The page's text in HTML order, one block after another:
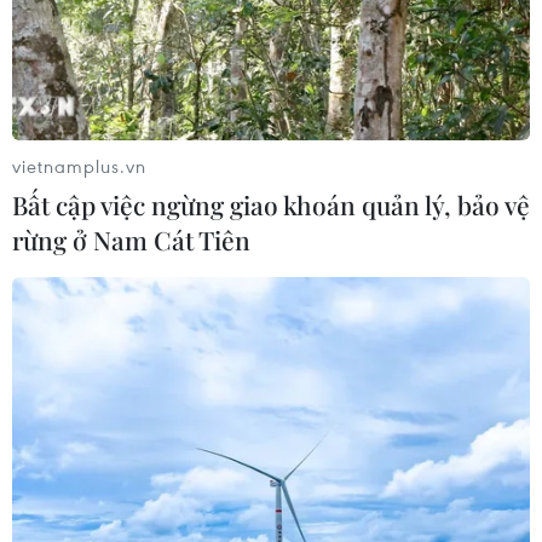
thương vong nghiêm
trọng.
NGHE
lượng Mỹ.
NGHE
Đội tuyển Việt Nam
nhận thưởng 2 tỷ đồng
sau thắng lợi trước
Indonesia
Iran ra điều kiện gì với
Mỹ trước khi mở lại Eo
biển Hormuz?
vietnamplus.vn
Bất cập việc ngừng giao khoán quản lý, bảo vệ
rừng ở Nam Cát Tiên